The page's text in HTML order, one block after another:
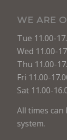
WE ARE
Tue 11.00-
Wed 11.00-
Thu 11.00-
Fri 11.00-
Sat 11.00-
All times
system.